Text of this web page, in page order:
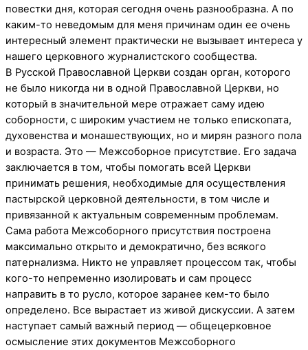
повестки дня, которая сегодня очень разнообразна. А по
каким-то неведомым для меня причинам один ее очень
интересный элемент практически не вызывает интереса у
нашего церковного журналистского сообщества.
В Русской Православной Церкви создан орган, которого
не было никогда ни в одной Православной Церкви, но
который в значительной мере отражает саму идею
соборности, с широким участием не только епископата,
духовенства и монашествующих, но и мирян разного пола
и возраста. Это — Межсоборное присутствие. Его задача
заключается в том, чтобы помогать всей Церкви
принимать решения, необходимые для осуществления
пастырской церковной деятельности, в том числе и
привязанной к актуальным современным проблемам.
Сама работа Межсоборного присутствия построена
максимально открыто и демократично, без всякого
патернализма. Никто не управляет процессом так, чтобы
кого-то непременно изолировать и сам процесс
направить в то русло, которое заранее кем-то было
определено. Все вырастает из живой дискуссии. А затем
наступает самый важный период — общецерковное
осмысление этих документов Межсоборного